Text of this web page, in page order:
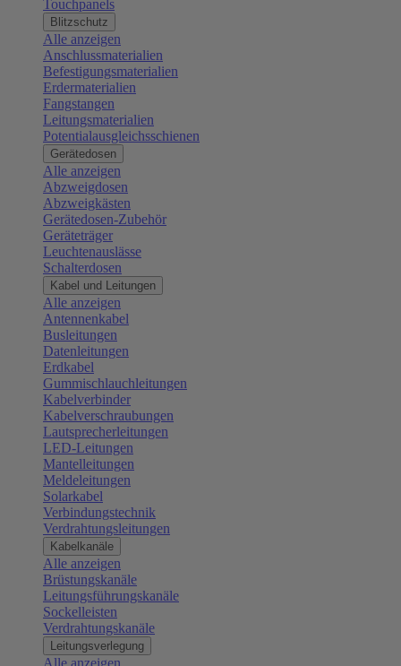
Touchpanels
Blitzschutz
Alle anzeigen
Anschlussmaterialien
Befestigungsmaterialien
Erdermaterialien
Fangstangen
Leitungsmaterialien
Potentialausgleichsschienen
Gerätedosen
Alle anzeigen
Abzweigdosen
Abzweigkästen
Gerätedosen-Zubehör
Geräteträger
Leuchtenauslässe
Schalterdosen
Kabel und Leitungen
Alle anzeigen
Antennenkabel
Busleitungen
Datenleitungen
Erdkabel
Gummischlauchleitungen
Kabelverbinder
Kabelverschraubungen
Lautsprecherleitungen
LED-Leitungen
Mantelleitungen
Meldeleitungen
Solarkabel
Verbindungstechnik
Verdrahtungsleitungen
Kabelkanäle
Alle anzeigen
Brüstungskanäle
Leitungsführungskanäle
Sockelleisten
Verdrahtungskanäle
Leitungsverlegung